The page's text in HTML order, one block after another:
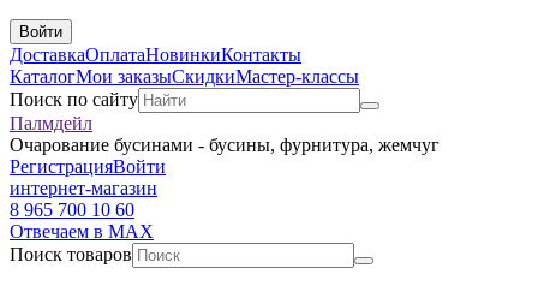
Войти
ДоставкаОплатаНовинкиКонтакты
КаталогМои заказыСкидкиМастер-классы
Поиск по сайту
Палмдейл
Очарование бусинами - бусины, фурнитура, жемчуг
РегистрацияВойти
интернет-магазин
8 965 700 10 60
Отвечаем в MAX
Поиск товаров